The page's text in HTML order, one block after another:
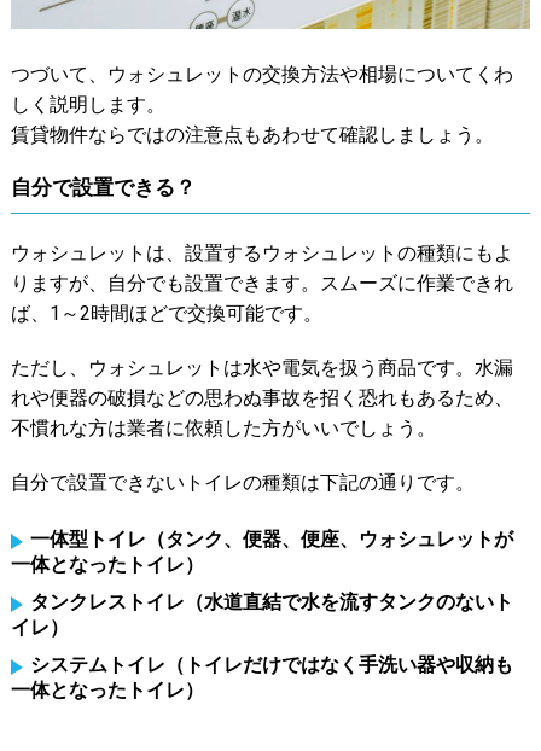
つづいて、ウォシュレットの交換方法や相場についてくわ
しく説明します。
賃貸物件ならではの注意点もあわせて確認しましょう。
自分で設置できる？
ウォシュレットは、設置するウォシュレットの種類にもよ
りますが、自分でも設置できます。スムーズに作業できれ
ば、1～2時間ほどで交換可能です。
ただし、ウォシュレットは水や電気を扱う商品です。水漏
れや便器の破損などの思わぬ事故を招く恐れもあるため、
不慣れな方は業者に依頼した方がいいでしょう。
自分で設置できないトイレの種類は下記の通りです。
一体型トイレ（タンク、便器、便座、ウォシュレットが
一体となったトイレ）
タンクレストイレ（水道直結で水を流すタンクのないト
イレ）
システムトイレ（トイレだけではなく手洗い器や収納も
一体となったトイレ）